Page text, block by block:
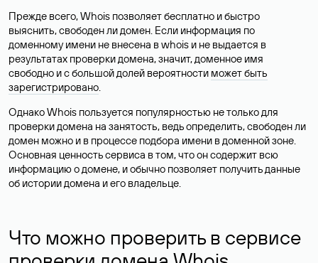
Прежде всего, Whois позволяет бесплатно и быстро
выяснить, свободен ли домен. Если информация по
доменному имени не внесена в whois и не выдается в
результатах проверки домена, значит, доменное имя
свободно и с большой долей вероятности может быть
зарегистрировано.
Однако Whois пользуется популярностью не только для
проверки домена на занятость, ведь определить, свободен ли
домен можно и в процессе подбора имени в доменной зоне.
Основная ценность сервиса в том, что он содержит всю
информацию о домене, и обычно позволяет получить данные
об истории домена и его владельце.
Что можно проверить в сервисе